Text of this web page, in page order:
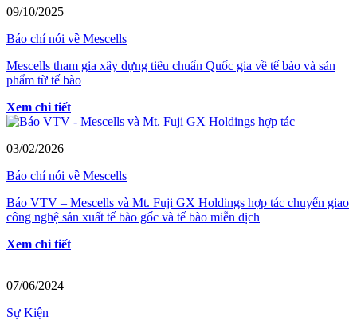
09/10/2025
Báo chí nói về Mescells
Mescells tham gia xây dựng tiêu chuẩn Quốc gia về tế bào và sản
phẩm từ tế bào
Xem chi tiết
03/02/2026
Báo chí nói về Mescells
Báo VTV – Mescells và Mt. Fuji GX Holdings hợp tác chuyển giao
công nghệ sản xuất tế bào gốc và tế bào miễn dịch
Xem chi tiết
07/06/2024
Sự Kiện